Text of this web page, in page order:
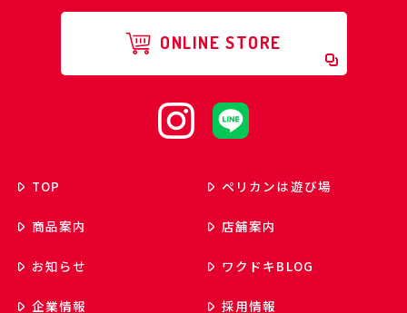
ONLINE STORE
TOP ペリカンは遊び場
商品案内 店舗案内
お知らせ ワクドキBLOG
企業情報 採用情報